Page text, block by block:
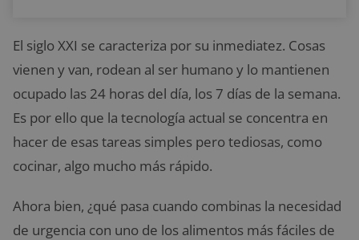
El siglo XXI se caracteriza por su inmediatez. Cosas
vienen y van, rodean al ser humano y lo mantienen
ocupado las 24 horas del día, los 7 días de la semana.
Es por ello que la tecnología actual se concentra en
hacer de esas tareas simples pero tediosas, como
cocinar, algo mucho más rápido.
Ahora bien, ¿qué pasa cuando combinas la necesidad
de urgencia con uno de los alimentos más fáciles de